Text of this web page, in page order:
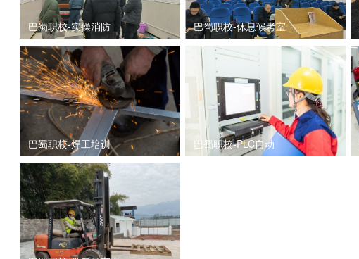
巴蜀职校-实操消防 巴蜀职校-休息候考室
巴蜀职校-焊工培训 巴蜀职校-PLC自动